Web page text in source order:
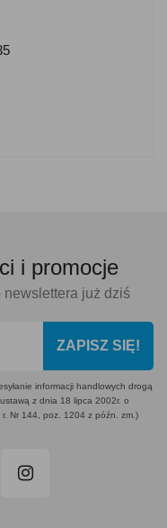
i promocje
newslettera już dziś
ZAPISZ SIĘ!
informacji handlowych drogą
z dnia 18 lipca 2002r. o
Nr 144, poz. 1204 z późn. zm.)